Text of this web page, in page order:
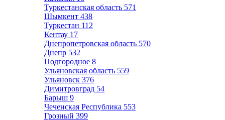
Туркестанская область 571
Шымкент 438
Туркестан 112
Кентау 17
Днепропетровская область 570
Днепр 532
Подгородное 8
Ульяновская область 559
Ульяновск 376
Димитровград 54
Барыш 9
Чеченская Республика 553
Грозный 399